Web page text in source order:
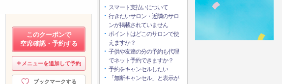
このクーポンで
空席確認・予約する
メニューを追加して予約
ブックマークする
スマート支払いについて
行きたいサロン・近隣のサロ
ンが掲載されていません
ポイントはどこのサロンで使
えますか？
子供や友達の分の予約も代理
でネット予約できますか？
予約をキャンセルしたい
「無断キャンセル」と表示が